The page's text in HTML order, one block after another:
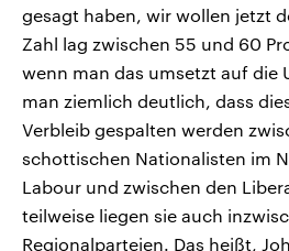
gesagt haben, wir wollen jetzt
Zahl lag zwischen 55 und 60
wenn man das umsetzt auf die
man ziemlich deutlich, dass
Verbleib gespalten werden
schottischen Nationalisten im
Labour und zwischen den
teilweise liegen sie auch
Regionalparteien. Das heißt,